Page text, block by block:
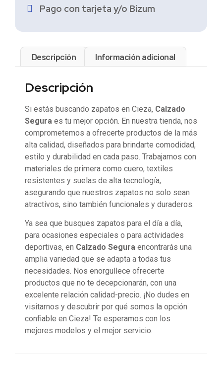
Pago con tarjeta y/o Bizum
Descripción Información adicional
Descripción
Si estás buscando zapatos en Cieza, Calzado
Segura es tu mejor opción. En nuestra tienda, nos
comprometemos a ofrecerte productos de la más
alta calidad, diseñados para brindarte comodidad,
estilo y durabilidad en cada paso. Trabajamos con
materiales de primera como cuero, textiles
resistentes y suelas de alta tecnología,
asegurando que nuestros zapatos no solo sean
atractivos, sino también funcionales y duraderos.
Ya sea que busques zapatos para el día a día,
para ocasiones especiales o para actividades
deportivas, en Calzado Segura encontrarás una
amplia variedad que se adapta a todas tus
necesidades. Nos enorgullece ofrecerte
productos que no te decepcionarán, con una
excelente relación calidad-precio. ¡No dudes en
visitarnos y descubrir por qué somos la opción
confiable en Cieza! Te esperamos con los
mejores modelos y el mejor servicio.